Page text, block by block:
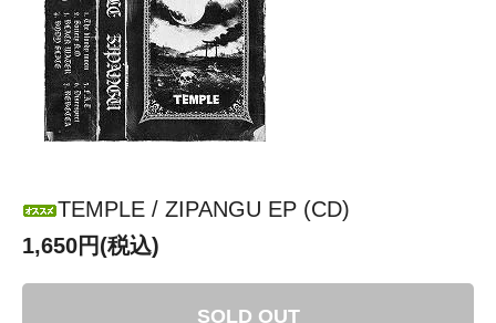
TEMPLE / ZIPANGU EP (CD)
1,650円(税込)
SOLD OUT